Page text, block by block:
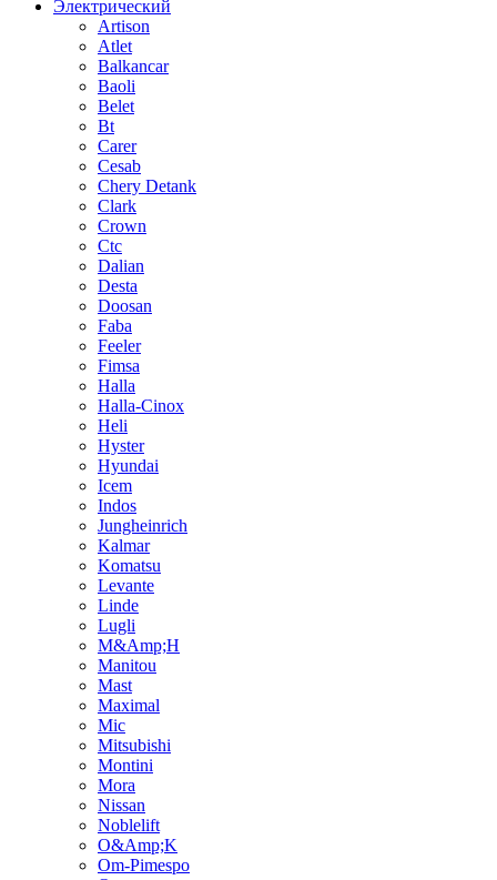
Электрический
Artison
Atlet
Balkancar
Baoli
Belet
Bt
Carer
Cesab
Chery Detank
Clark
Crown
Ctc
Dalian
Desta
Doosan
Faba
Feeler
Fimsa
Halla
Halla-Cinox
Heli
Hyster
Hyundai
Icem
Indos
Jungheinrich
Kalmar
Komatsu
Levante
Linde
Lugli
M&Amp;H
Manitou
Mast
Maximal
Mic
Mitsubishi
Montini
Mora
Nissan
Noblelift
O&Amp;K
Om-Pimespo